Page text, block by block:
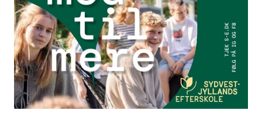
Læs mere
29. april 2026